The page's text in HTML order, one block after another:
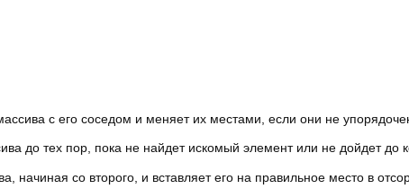
с его соседом и меняет их местами, если они не
до тех пор, пока не найдет искомый элемент или не дойдет до
начиная со второго, и вставляет его на правильное место в